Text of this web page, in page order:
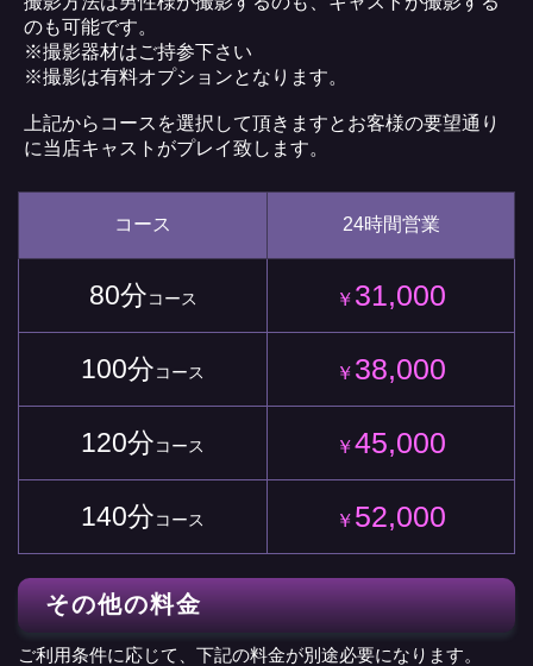
のも可能です。
※撮影器材はご持参下さい
※撮影は有料オプションとなります。
上記からコースを選択して頂きますとお客様の要望通り
に当店キャストがプレイ致します。
コース 24時間営業
80分コース ￥ 31,000
100分コース ￥ 38,000
120分コース ￥45,000
140分コース ￥ 52,000
その他の料金
ご利用条件に応じて、下記の料金が別途必要になります。